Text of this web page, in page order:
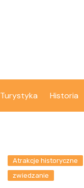
Turystyka Historia
Atrakcje historyczne
zwiedzanie